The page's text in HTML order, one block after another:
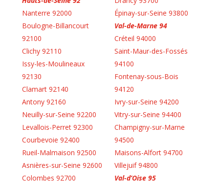
Nanterre 92000
Boulogne-Billancourt
92100
Clichy 92110
Issy-les-Moulineaux
92130
Clamart 92140
Antony 92160
Neuilly-sur-Seine 92200
Levallois-Perret 92300
Courbevoie 92400
Rueil-Malmaison 92500
Asnières-sur-Seine 92600
Colombes 92700
Épinay-sur-Seine 93800
Val-de-Marne 94
Créteil 94000
Saint-Maur-des-Fossés
94100
Fontenay-sous-Bois
94120
Ivry-sur-Seine 94200
Vitry-sur-Seine 94400
Champigny-sur-Marne
94500
Maisons-Alfort 94700
Villejuif 94800
Val-d’Oise 95